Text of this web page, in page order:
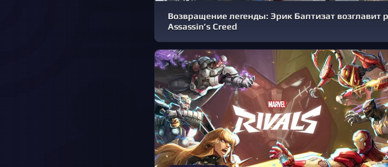
Возвращение легенды: Эрик Баптизат возглавит
Assassin’s Creed